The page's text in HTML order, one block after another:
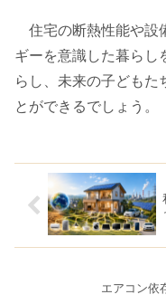
住宅の断熱性能や設
ギーを意識した暮らし
らし、未来の子どもた
とができるでしょう。
エアコン依